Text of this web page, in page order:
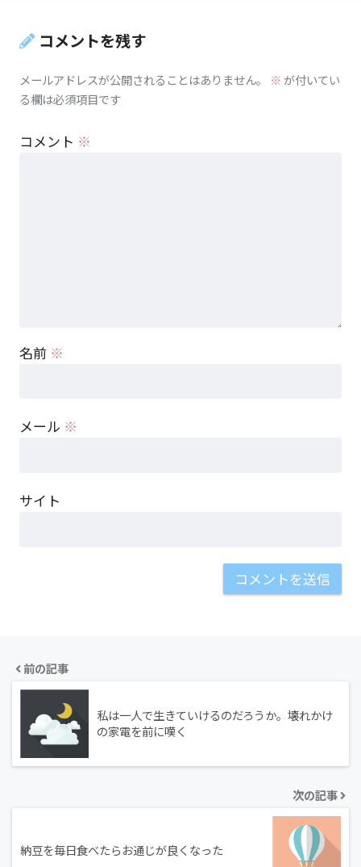
コメントを残す
メールアドレスが公開されることはありません。 ※が付いてい
る欄は必須項目です
コメント ※
名前 ※
メール ※
サイト
前の記事
私は一人で生きていけるのだろうか。壊れかけ
の家電を前に嘆く
次の記事
納豆を毎日食べたらお通じが良くなった